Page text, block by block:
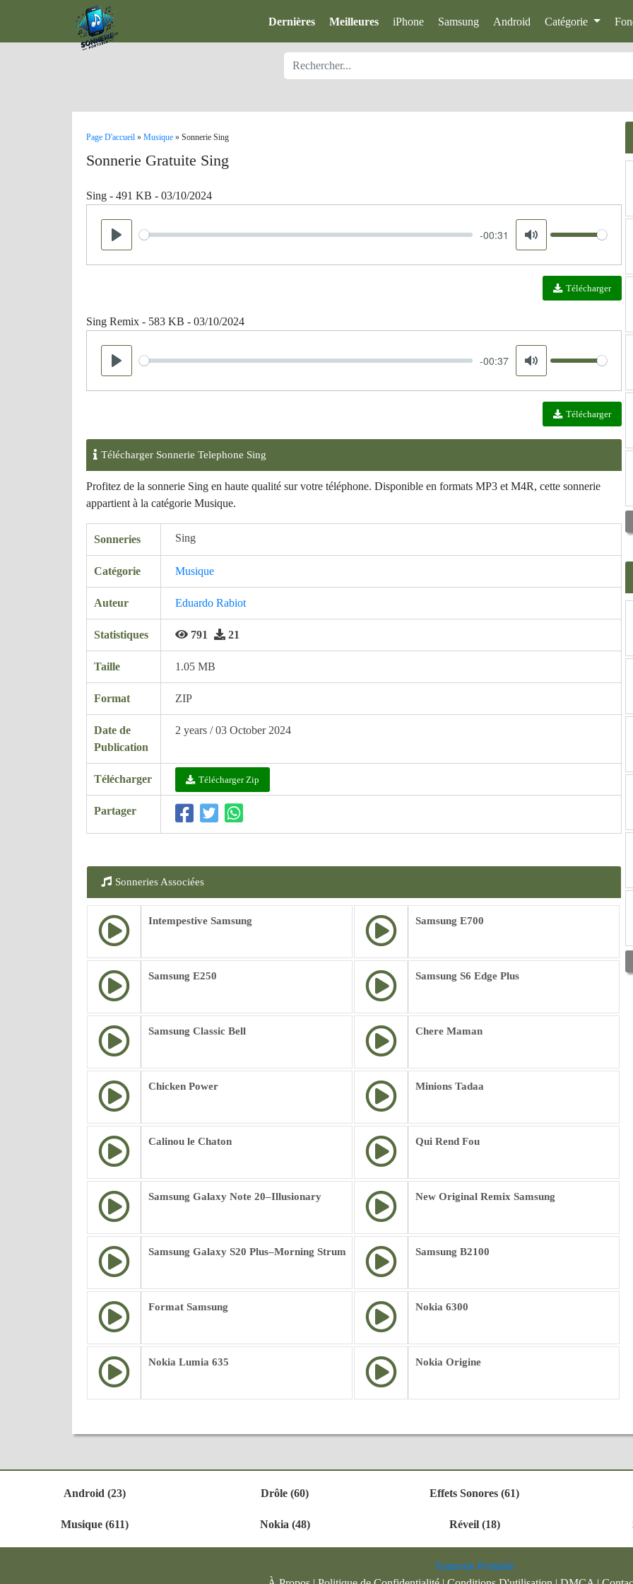
Dernières Meilleures iPhone Samsung Android Catégorie
Page D'accueil » Musique » Sonnerie Sing
Sonnerie Gratuite Sing
Sing - 491 KB - 03/10/2024
Play
Seek -00:31
Mute
Volume
Télécharger
Sing Remix - 583 KB - 03/10/2024
Play
Seek -00:37
Mute
Volume
Télécharger
Télécharger Sonnerie Telephone Sing
Profitez de la sonnerie Sing en haute qualité sur votre téléphone. Disponible en formats MP3 et M4R, cette sonnerie
appartient à la catégorie Musique.
Sonneries Sing
Catégorie Musique
Auteur Eduardo Rabiot
Statistiques 791 21
Taille 1.05 MB
Format ZIP
Date de
Publication
2 years / 03 October 2024
Télécharger Télécharger Zip
Partager
Sonneries Associées
Intempestive Samsung Samsung E700
Samsung E250 Samsung S6 Edge Plus
Samsung Classic Bell Chere Maman
Chicken Power Minions Tadaa
Calinou le Chaton Qui Rend Fou
Samsung Galaxy Note 20–Illusionary New Original Remix Samsung
Samsung Galaxy S20 Plus–Morning Strum Samsung B2100
Format Samsung Nokia 6300
Nokia Lumia 635 Nokia Origine
Android (23) Drôle (60) Effets Sonores (61)
Musique (611) Nokia (48) Réveil (18)
Sonnerie Portable